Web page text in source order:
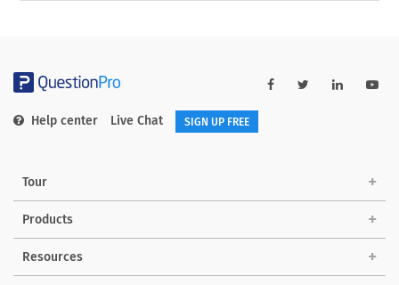
Help center Live Chat SIGN UP FREE
Tour
Products
Resources